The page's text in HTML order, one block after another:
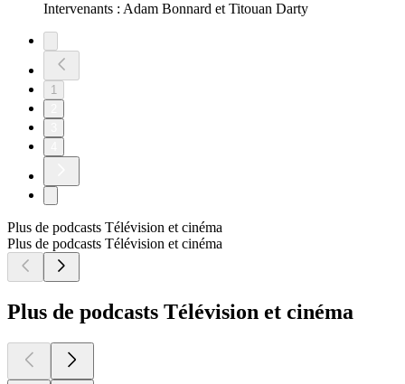
Intervenants : Adam Bonnard et Titouan Darty
1
Plus de podcasts Télévision et cinéma
Plus de podcasts Télévision et cinéma
Plus de podcasts Télévision et cinéma